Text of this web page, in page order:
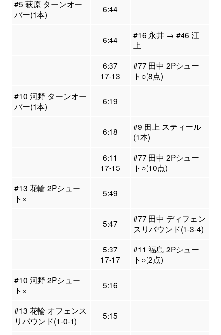
#5 萩原 ターンオー
バー(1本)
6:44
6:44
#16 永井 → #46 江
上
6:37
17-13
#77 田中 2Pシュー
ト○(8点)
#10 河野 ターンオー
バー(1本)
6:19
6:18
#9 田上 スティール
(1本)
6:11
17-15
#77 田中 2Pシュー
ト○(10点)
#13 花輪 2Pシュー
ト×
5:49
5:47
#77 田中 ディフェン
スリバウンド(1-3-4)
5:37
17-17
#11 福島 2Pシュー
ト○(2点)
#10 河野 2Pシュー
ト×
5:16
#13 花輪 オフェンス
リバウンド(1-0-1)
5:15